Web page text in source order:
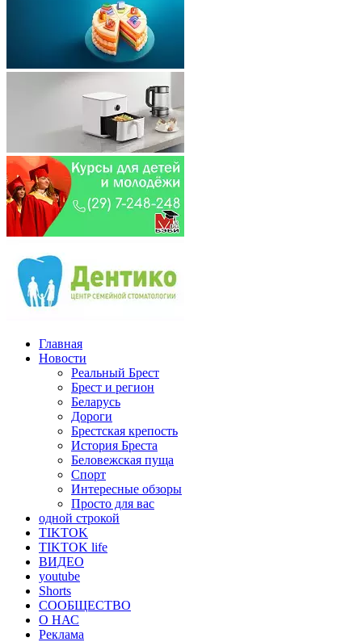
Главная
Новости
Реальный Брест
Брест и регион
Беларусь
Дороги
Брестская крепость
История Бреста
Беловежская пуща
Спорт
Интересные обзоры
Просто для вас
одной строкой
TIKTOK
TIKTOK life
ВИДЕО
youtube
Shorts
СООБЩЕСТВО
О НАС
Реклама